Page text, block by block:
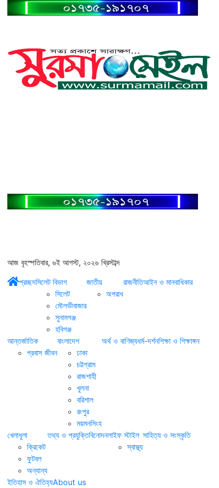
আজ বৃহস্পতিবার, ৬ই আগস্ট, ২০২৬ খ্রিস্টাব্দ
প্রচ্ছদসিলেট বিভাগ
সিলেট
মৌলভীবাজার
সুনামগঞ্জ
হবিগঞ্জ
জাতীয়
অপরাধ
রাজনীতিআইন ও মানবাধিকার
আন্তর্জাতিক
প্রবাস জীবন
বাংলাদেশ
ঢাকা
চট্টগ্রাম
রাজশাহী
খুলনা
বরিশাল
রংপুর
ময়মনসিংহ
অর্থ ও বাণিজ্যধর্ম-দর্শনশিক্ষা ও শিক্ষাঙ্গন
খেলাধুলা
ক্রিকেট
ফুটবল
অন্যান্য
তথ্য ও প্রযুক্তিবিনোদনলাইফ স্টাইল
স্বাস্থ্য
সাহিত্য ও সংস্কৃতি
ইতিহাস ও ঐতিহ্যAbout us